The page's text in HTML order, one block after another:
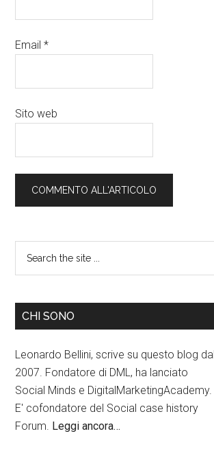
Email*
Sito web
CHI SONO
Leonardo Bellini, scrive su questo blog dal
2007. Fondatore di DML, ha lanciato
Social Minds e DigitalMarketingAcademy.
E' cofondatore del Social case history
Forum. Leggi ancora…